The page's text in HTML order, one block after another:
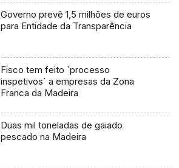
Governo prevê 1,5 milhões de euros
para Entidade da Transparência
Fisco tem feito `processo
inspetivos` a empresas da Zona
Franca da Madeira
Duas mil toneladas de gaiado
pescado na Madeira